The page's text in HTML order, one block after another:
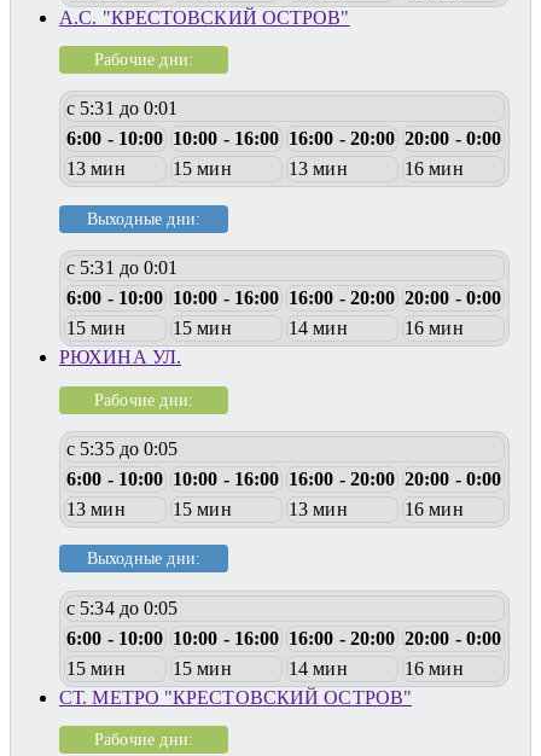
А.С. "КРЕСТОВСКИЙ ОСТРОВ"
Рабочие дни:
с 5:31 до 0:01
6:00 - 10:00 10:00 - 16:00 16:00 - 20:00 20:00 - 0:00
13 мин
15 мин 13 мин 16 мин
Выходные дни:
с 5:31 до 0:01
6:00 - 10:00 10:00 - 16:00 16:00 - 20:00 20:00 - 0:00
15 мин
15 мин 14 мин
16 мин
РЮХИНА УЛ.
Рабочие дни:
с 5:35 до 0:05
6:00 - 10:00 10:00 - 16:00 16:00 - 20:00 20:00 - 0:00
13 мин
15 мин 13 мин 16 мин
Выходные дни:
с 5:34 до 0:05
6:00 - 10:00 10:00 - 16:00 16:00 - 20:00 20:00 - 0:00
15 мин
15 мин 14 мин
16 мин
СТ. МЕТРО "КРЕСТОВСКИЙ ОСТРОВ"
Рабочие дни: